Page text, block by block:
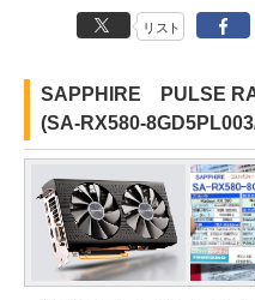
リスト
SAPPHIRE PULSE
(SA-RX580-